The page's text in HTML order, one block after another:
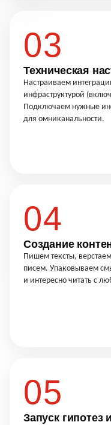
03
Техническая
Настраиваем
инфраструктурой
Подключаем нужные
для омниканальности.
04
Создание
Пишем тексты,
писем. Упаковываем
и интересно читать с
05
Запуск гипотез